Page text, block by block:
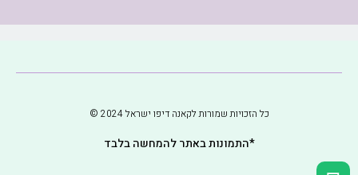
כל הזכויות שמורות לקאנה דיפו ישראל 2024 ©
*התמונות באתר להמחשה בלבד